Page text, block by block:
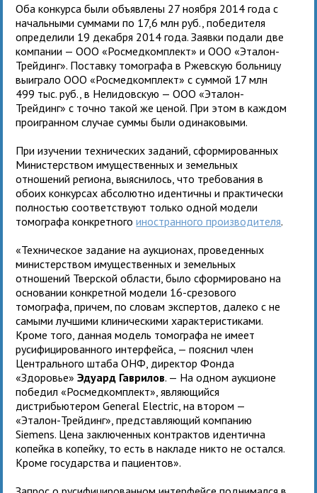
Оба конкурса были объявлены 27 ноября 2014 года с
начальными суммами по 17,6 млн руб., победителя
определили 19 декабря 2014 года. Заявки подали две
компании — ООО «Росмедкомплект» и ООО «Эталон-
Трейдинг». Поставку томографа в Ржевскую больницу
выиграло ООО «Росмедкомплект» с суммой 17 млн
499 тыс. руб., в Нелидовскую — ООО «Эталон-
Трейдинг» с точно такой же ценой. При этом в каждом
проигранном случае суммы были одинаковыми.
При изучении технических заданий, сформированных
Министерством имущественных и земельных
отношений региона, выяснилось, что требования в
обоих конкурсах абсолютно идентичны и практически
полностью соответствуют только одной модели
томографа конкретногоиностранного производителя.
«Техническое задание на аукционах, проведенных
министерством имущественных и земельных
отношений Тверской области, было сформировано на
основании конкретной модели 16-срезового
томографа, причем, по словам экспертов, далеко с не
самыми лучшими клиническими характеристиками.
Кроме того, данная модель томографа не имеет
русифицированного интерфейса, — пояснил член
Центрального штаба ОНФ, директор Фонда
«Здоровье»Эдуард Гаврилов. — На одном аукционе
победил «Росмедкомплект», являющийся
дистрибьютером General Electric, на втором —
«Эталон-Трейдинг», представляющий компанию
Siemens. Цена заключенных контрактов идентична
копейка в копейку, то есть в накладе никто не остался.
Кроме государства и пациентов».